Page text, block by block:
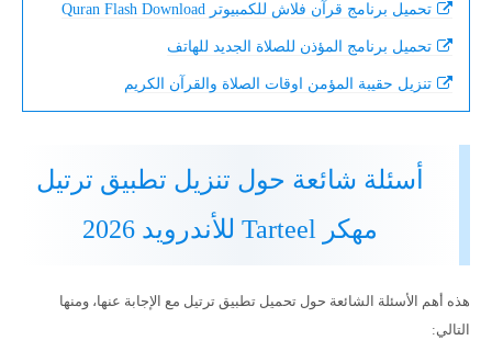
تحميل برنامج قرآن فلاش للكمبيوتر Quran Flash Download
تحميل برنامج المؤذن للصلاة الجديد للهاتف
تنزيل حقيبة المؤمن اوقات الصلاة والقرآن الكريم
أسئلة شائعة حول تنزيل تطبيق ترتيل
مهكر Tarteel للأندرويد 2026
هذه أهم الأسئلة الشائعة حول تحميل تطبيق ترتيل مع الإجابة عنها، ومنها
التالي: